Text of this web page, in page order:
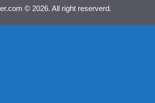
© 2026. All right reserverd.